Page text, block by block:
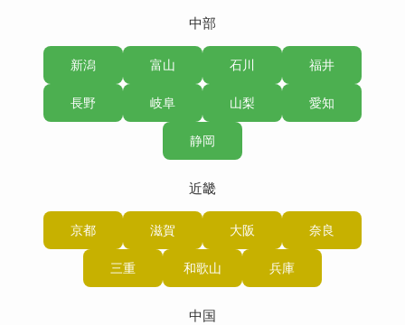
中部
新潟 富山 石川 福井
長野 岐阜 山梨 愛知
静岡
近畿
京都 滋賀 大阪 奈良
三重 和歌山 兵庫
中国